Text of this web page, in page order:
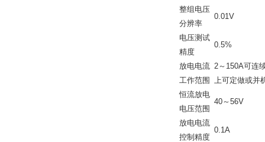
整组电压
分辨率
0.01V
电压测试
精度
0.5%
放电电流
工作范围
2～150A可连
上可定做或并
恒流放电
电压范围
40～56V
放电电流
控制精度
0.1A